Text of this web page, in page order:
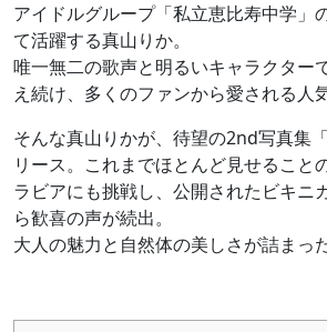
アイドルグループ「私立恵比寿中学」
て活躍する真山りか。
唯一無二の歌声と明るいキャラクター
え続け、多くのファンから愛される人
そんな真山りかが、待望の2nd写真集
リース。これまでほとんど見せること
ラビアにも挑戦し、公開されたビキニ
ら歓喜の声が続出。
大人の魅力と自然体の美しさが詰まっ